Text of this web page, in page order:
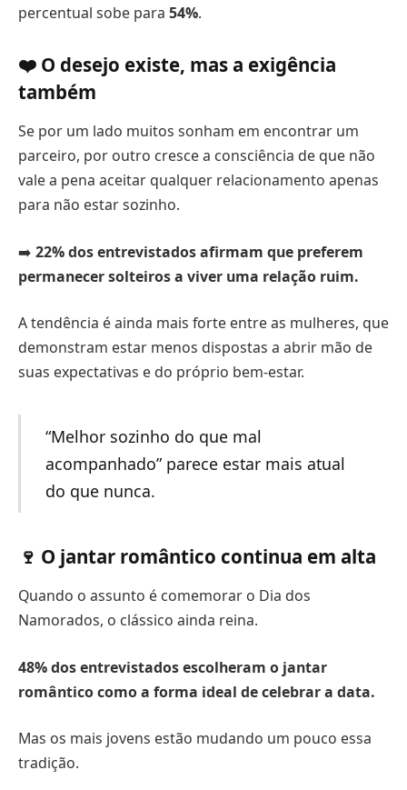
percentual sobe para 54%.
❤️ O desejo existe, mas a exigência
também
Se por um lado muitos sonham em encontrar um
parceiro, por outro cresce a consciência de que não
vale a pena aceitar qualquer relacionamento apenas
para não estar sozinho.
➡️ 22% dos entrevistados afirmam que preferem
permanecer solteiros a viver uma relação ruim.
A tendência é ainda mais forte entre as mulheres, que
demonstram estar menos dispostas a abrir mão de
suas expectativas e do próprio bem-estar.
“Melhor sozinho do que mal
acompanhado” parece estar mais atual
do que nunca.
🍷 O jantar romântico continua em alta
Quando o assunto é comemorar o Dia dos
Namorados, o clássico ainda reina.
48% dos entrevistados escolheram o jantar
romântico como a forma ideal de celebrar a data.
Mas os mais jovens estão mudando um pouco essa
tradição.